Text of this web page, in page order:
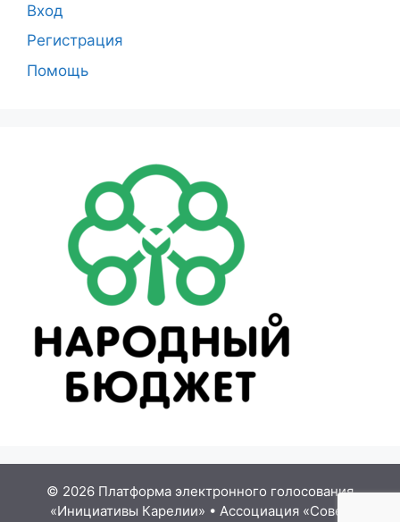
Вход
Регистрация
Помощь
© 2026 Платформа электронного голосования
«Инициативы Карелии» • Ассоциация «Совет